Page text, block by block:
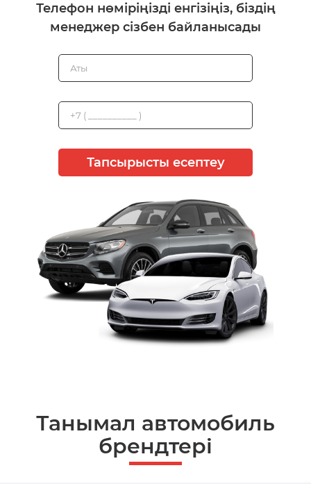
Телефон нөміріңізді енгізіңіз, біздің
менеджер сізбен байланысады
Тапсырысты есептеу
Танымал автомобиль
брендтері